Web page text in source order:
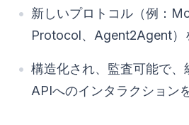
新しいプロトコル（例：
Protocol、Agent2Agent）
構造化され、監査可能で、
APIへのインタラクション